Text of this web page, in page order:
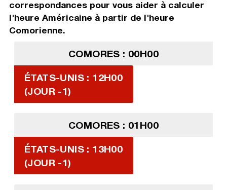
correspondances pour vous aider à calculer
l'heure Américaine à partir de l'heure
Comorienne.
COMORES : 00H00
ÉTATS-UNIS : 12H00
(JOUR -1)
COMORES : 01H00
ÉTATS-UNIS : 13H00
(JOUR -1)